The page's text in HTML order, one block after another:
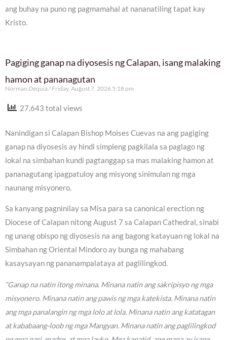
ang buhay na puno ng pagmamahal at nananatiling tapat kay
Kristo.
Pagiging ganap na diyosesis ng Calapan, isang malaking
hamon at pananagutan
Norman Dequia Friday, August 7, 2026 5:18 pm
27,643 total views
Nanindigan si Calapan Bishop Moises Cuevas na ang pagiging
ganap na diyosesis ay hindi simpleng pagkilala sa paglago ng
lokal na simbahan kundi pagtanggap sa mas malaking hamon at
pananagutang ipagpatuloy ang misyong sinimulan ng mga
naunang misyonero.
Sa kanyang pagninilay sa Misa para sa canonical erection ng
Diocese of Calapan nitong August 7 sa Calapan Cathedral, sinabi
ng unang obispo ng diyosesis na ang bagong katayuan ng lokal na
Simbahan ng Oriental Mindoro ay bunga ng mahabang
kasaysayan ng pananampalataya at paglilingkod.
“Ganap na natin itong minana. Minana natin ang sakripisyo ng mga
misyonero. Minana natin ang pawis ng mga katekista. Minana natin
ang mga panalangin ng mga lolo at lola. Minana natin ang katatagan
at kababaang-loob ng mga Mangyan. Minana natin ang paglilingkod